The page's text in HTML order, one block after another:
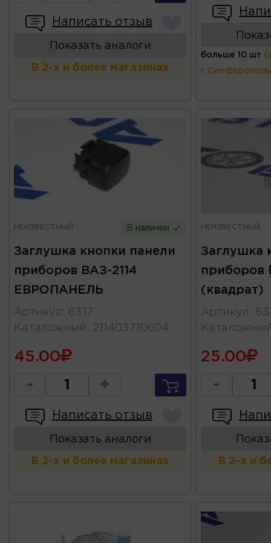
Написать отзыв
Показать аналоги
В 2-х и более магазинах
больше 10 шт
НЕИЗВЕСТНЫЙ В наличии
Заглушка кнопки панели
приборов ВАЗ-2114
ЕВРОПАНЕЛЬ
Артикул : 6317
Каталожный : 211403710604
45.00
- +
Написать отзыв
Показать аналоги
В 2-х и более магазинах
НЕИЗВЕСТНЫЙ
Заглушка
приборов
(квадрат)
Артикул :
25.00
-
В 2-х и